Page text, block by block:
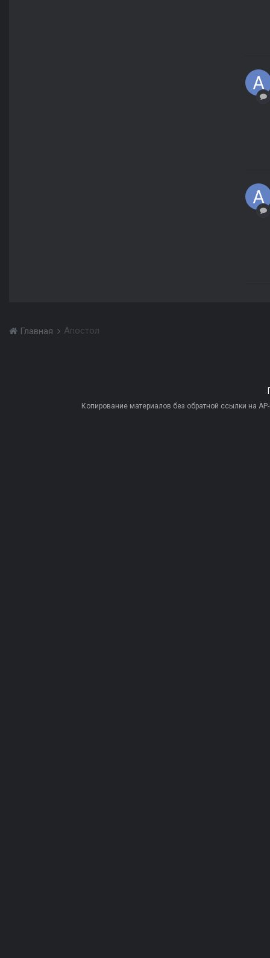
Главная Апостол
Копирование материалов без обратной ссылки на